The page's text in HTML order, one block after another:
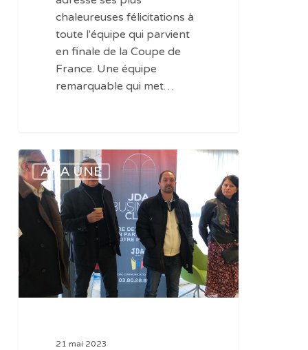
chaleureuses félicitations à
toute l'équipe qui parvient
en finale de la Coupe de
France. Une équipe
remarquable qui met…
Sports
:
belle
victoire
du
handball
A LA UNE
21 mai 2023